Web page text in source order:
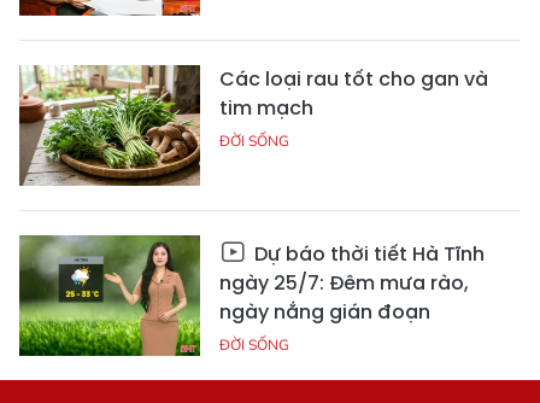
Các loại rau tốt cho gan và
tim mạch
ĐỜI SỐNG
Dự báo thời tiết Hà Tĩnh
ngày 25/7: Đêm mưa rào,
ngày nắng gián đoạn
ĐỜI SỐNG